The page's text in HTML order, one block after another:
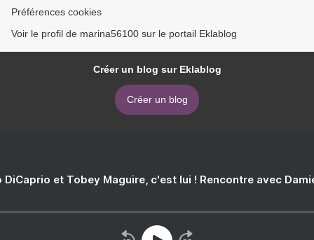
Préférences cookies
Voir le profil de marina56100 sur le portail Eklablog
Créer un blog sur Eklablog
Créer un blog
DiCaprio et Tobey Maguire, c'est lui ! Rencontre avec